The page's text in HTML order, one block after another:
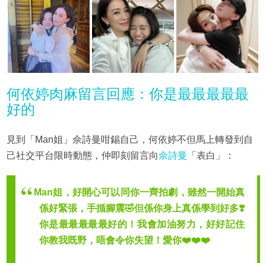
何依婷肉麻留言回應：你是最最最最最
好的
見到「Man姐」佘詩曼咁錫自己，何依婷不但馬上轉發到自
己社交平台限時動態，仲即刻留言向佘詩曼 「表白」：
Man姐，好開心可以同你一齊拍劇，雖然一開始真
係好緊張，手揗腳震🤣但係你身上真係學到好多❣️
你是最最最最最好的！我會加油努力，好好記住
你教我既野，唔會令你失望！愛你❤️❤️❤️